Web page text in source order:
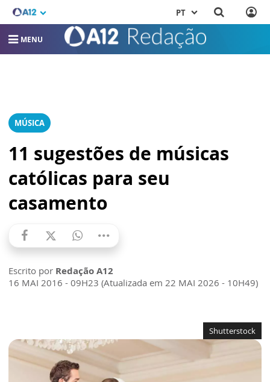
PT
MENU
MÚSICA
11 sugestões de músicas
católicas para seu
casamento
Escrito por Redação A12
16 MAI 2016 - 09H23 (Atualizada em 22 MAI 2026 - 10H49)
Shutterstock